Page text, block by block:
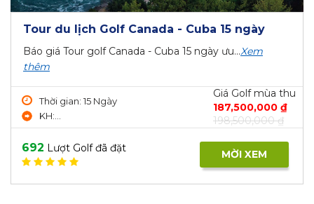
Tour du lịch Golf Canada - Cuba 15 ngày
Báo giá Tour golf Canada - Cuba 15 ngày ưu...Xem
thêm
Thời gian: 15 Ngày
KH:...
Giá Golf mùa thu
187,500,000 ₫
198,500,000 ₫
692 Lượt Golf đã đặt MỜI XEM